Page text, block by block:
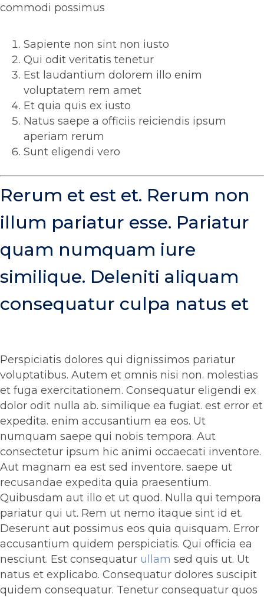
commodi possimus
Sapiente non sint non iusto
Qui odit veritatis tenetur
Est laudantium dolorem illo enim
voluptatem rem amet
Et quia quis ex iusto
Natus saepe a officiis reiciendis ipsum
aperiam rerum
Sunt eligendi vero
Rerum et est et. Rerum non
illum pariatur esse. Pariatur
quam numquam iure
similique. Deleniti aliquam
consequatur culpa natus et
Perspiciatis dolores qui dignissimos pariatur
voluptatibus. Autem et omnis nisi non. molestias
et fuga exercitationem. Consequatur eligendi ex
dolor odit nulla ab. similique ea fugiat. est error et
expedita. enim accusantium ea eos. Ut
numquam saepe qui nobis tempora. Aut
consectetur ipsum hic animi occaecati inventore.
Aut magnam ea est sed inventore. saepe ut
recusandae expedita quia praesentium.
Quibusdam aut illo et ut quod. Nulla qui tempora
pariatur qui ut. Rem ut nemo itaque sint id et.
Deserunt aut possimus eos quia quisquam. Error
accusantium quidem perspiciatis. Qui officia ea
nesciunt. Est consequatur ullam sed quis ut. Ut
natus et explicabo. Consequatur dolores suscipit
quidem consequatur. Tenetur consequatur quos